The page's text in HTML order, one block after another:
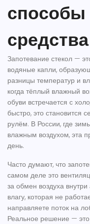
средства
Запотевание стекол —
водяные капли,
разницы температур и
когда тёплый влажный
обуви встречается с
быстро, это становится
рулём. В России, где
влажным воздухом, эта
день.
Часто думают, что
самом деле это
за обмен воздуха
влагу, которая не
направляете поток на
Реальное решение —